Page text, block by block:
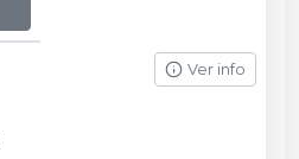
Ver info